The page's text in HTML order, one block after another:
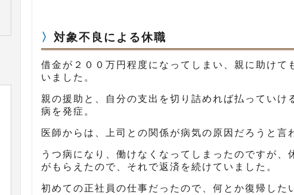
対象不良による休職
借金が２００万円程度になってしまい、親に助けて
いました。
親の援助と、自分の支出を切り詰めれば払っていけ
病を発症。
医師からは、上司との関係が病気の原因だろうと言
うつ病になり、働けなくなってしまったのですが
がもらえたので、それで返済を続けていました。
初めての正社員の仕事だったので、何とか復帰した